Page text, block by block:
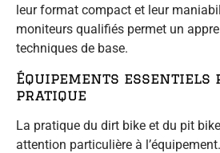
leur format compact et leur
moniteurs qualifiés permet un
techniques de base.
Équipements essentiels
pratique
La pratique du dirt bike et du pit
attention particulière à